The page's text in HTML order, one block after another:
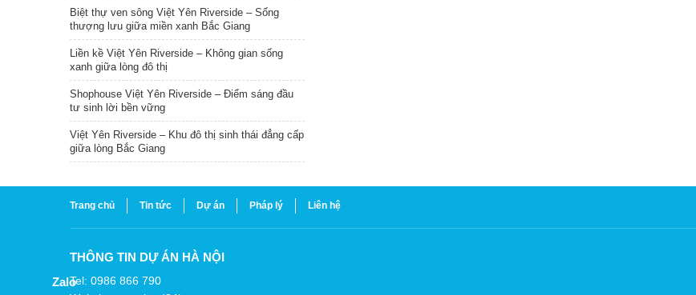
Biệt thự ven sông Việt Yên Riverside – Sống
thượng lưu giữa miền xanh Bắc Giang
Liền kề Việt Yên Riverside – Không gian sống
xanh giữa lòng đô thị
Shophouse Việt Yên Riverside – Điểm sáng đầu
tư sinh lời bền vững
Việt Yên Riverside – Khu đô thị sinh thái đẳng cấp
giữa lòng Bắc Giang
Trang chủ Tin tức Dự án Pháp lý Liên hệ
THÔNG TIN DỰ ÁN HÀ NỘI
Tel: 0986 866 790
Zalo